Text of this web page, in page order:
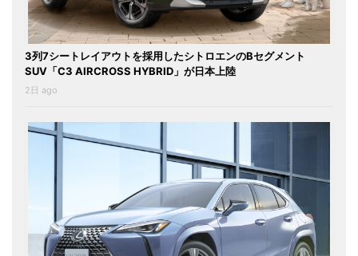
3列7シートレイアウトを採用したシトロエンのBセグメント
SUV「C3 AIRCROSS HYBRID」が日本上陸
2日 ago